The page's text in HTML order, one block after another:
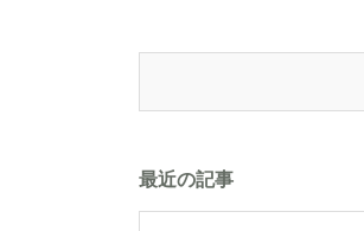
最近の記事